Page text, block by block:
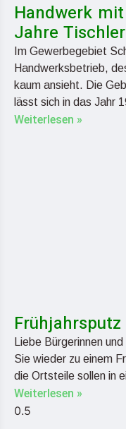
Handwerk
Jahre
Im Gewerbegebiet
Handwerksbetrieb,
kaum ansieht. Die
lässt sich in das Jahr
Weiterlesen »
Liebe Bürgerinnen
Sie wieder zu einem
die Ortsteile sollen in
Weiterlesen »